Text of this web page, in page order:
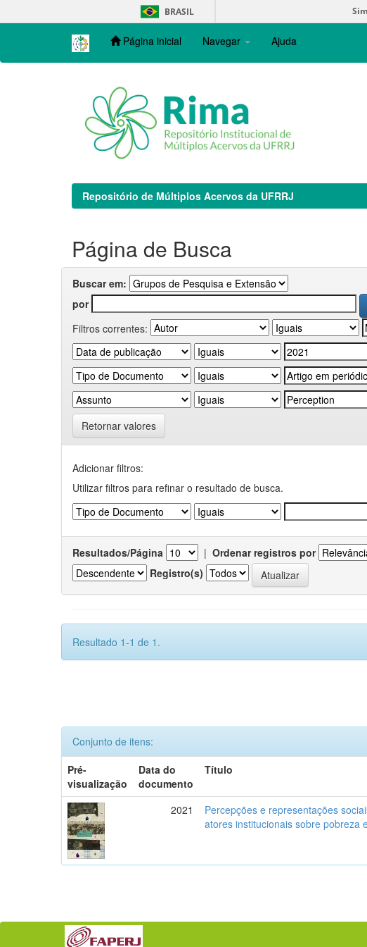
navigation
BRASIL
Página inicial Navegar Ajuda
Repositório de Múltiplos Acervos da UFRRJ
Página de Busca
Buscar em:
por
Filtros correntes:
Retornar valores
Adicionar filtros:
Utilizar filtros para refinar o resultado de busca.
Resultados/Página | Ordenar registros por
Registro(s)
Resultado 1-1 de 1.
Conjunto de itens:
Pré-
visualização
Data do
documento
Título
2021
Percepções e representações
atores institucionais sobre pobreza